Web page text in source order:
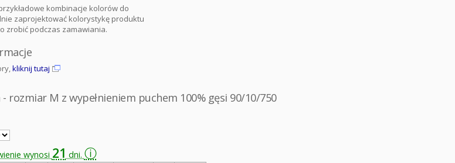
kombinacje kolorów do
zaprojektować kolorystykę produktu
zrobić podczas zamawiania.
kliknij tutaj
rozmiar M z wypełnieniem puchem 100% gęsi 90/10/750
wynosi 21 dni. ⓘ